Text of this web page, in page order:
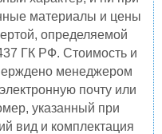
материалы и цены
определяемой
ГК РФ. Стоимость и
менеджером
почту или
указанный при
вид и комплектация